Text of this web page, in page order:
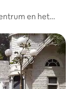
en het